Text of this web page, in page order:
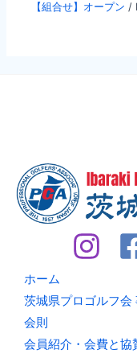
【組合せ】オープン /
ホーム
茨城県プロゴルフ会
会則
会員紹介・会費と協